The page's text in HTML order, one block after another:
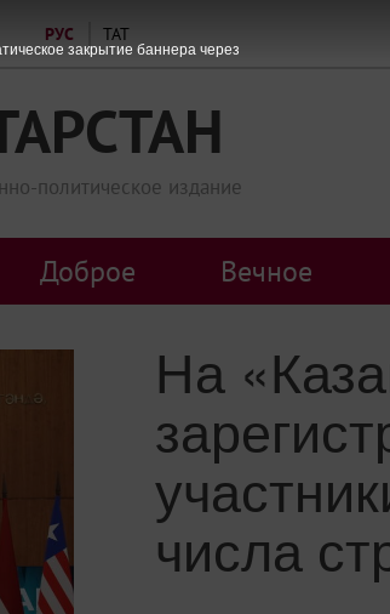
РУС ТАТ
политическое издание
Доброе Вечное
На
числа
закрытие баннера через